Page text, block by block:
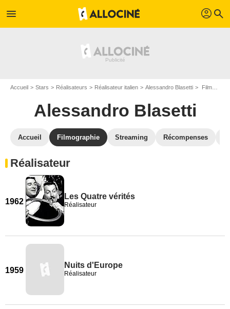
menu profil search
Accueil Stars Réalisateurs Réalisateur italien Alessandro Blasetti Filmographie Alessandro Blasetti
Alessandro Blasetti
Accueil Filmographie Streaming Récompenses
Réalisateur
1962
Les Quatre vérités
Réalisateur
1959
Nuits d'Europe
Réalisateur